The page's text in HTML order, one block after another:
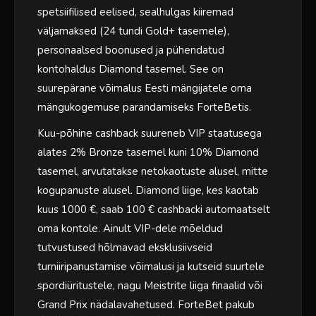
spetsiifilised eelised, sealhulgas kiiremad
väljamaksed (24 tundi Gold+ tasemele),
personaalsed boonused ja pühendatud
kontohaldus Diamond tasemel. See on
suurepärane võimalus Eesti mängijatele oma
mängukogemuse parandamiseks ForteBetis.
Kuu-põhine cashback suureneb VIP staatusega
alates 2% Bronze tasemel kuni 10% Diamond
tasemel, arvutatakse netokaotuste alusel, mitte
kogupanuste alusel. Diamond liige, kes kaotab
kuus 1000 €, saab 100 € cashbacki automaatselt
oma kontole. Ainult VIP-dele mõeldud
tutvustused hõlmavad eksklusiivseid
turniiripanustamise võimalusi ja kutseid suurtele
spordiüritustele, nagu Meistrite liiga finaalid või
Grand Prix nädalavahetused. ForteBet pakub